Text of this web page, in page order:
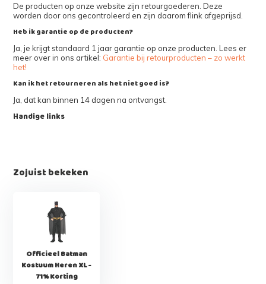
De producten op onze website zijn retourgoederen. Deze
worden door ons gecontroleerd en zijn daarom flink afgeprijsd.
Heb ik garantie op de producten?
Ja, je krijgt standaard 1 jaar garantie op onze producten. Lees er
meer over in ons artikel: Garantie bij retourproducten – zo werkt
het!
Kan ik het retourneren als het niet goed is?
Ja, dat kan binnen 14 dagen na ontvangst.
Handige links
Zojuist bekeken
Officieel Batman
Kostuum Heren XL -
71% Korting